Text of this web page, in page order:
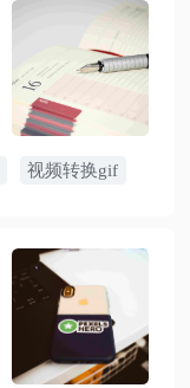
视频转换gif